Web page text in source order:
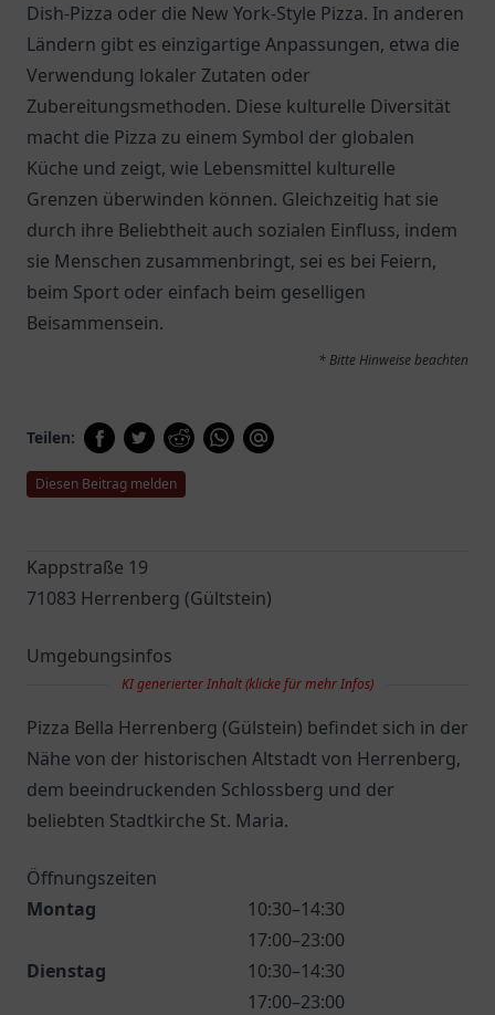
Dish-Pizza oder die New York-Style Pizza. In anderen
Ländern gibt es einzigartige Anpassungen, etwa die
Verwendung lokaler Zutaten oder
Zubereitungsmethoden. Diese kulturelle Diversität
macht die Pizza zu einem Symbol der globalen
Küche und zeigt, wie Lebensmittel kulturelle
Grenzen überwinden können. Gleichzeitig hat sie
durch ihre Beliebtheit auch sozialen Einfluss, indem
sie Menschen zusammenbringt, sei es bei Feiern,
beim Sport oder einfach beim geselligen
Beisammensein.
* Bitte Hinweise beachten
Teilen:
Diesen Beitrag melden
Kappstraße 19
71083 Herrenberg (Gültstein)
Umgebungsinfos
KI generierter Inhalt (klicke für mehr Infos)
Pizza Bella Herrenberg (Gülstein) befindet sich in der
Nähe von der historischen Altstadt von Herrenberg,
dem beeindruckenden Schlossberg und der
beliebten Stadtkirche St. Maria.
Öffnungszeiten
Montag
10:30–14:30
17:00–23:00
Dienstag
10:30–14:30
17:00–23:00